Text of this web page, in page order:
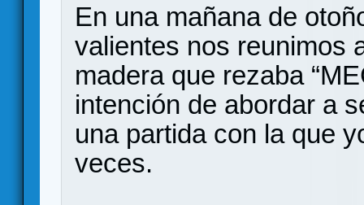
En una mañana de
valientes nos reunimos
madera que rezaba
intención de abordar a
una partida con la que
veces.